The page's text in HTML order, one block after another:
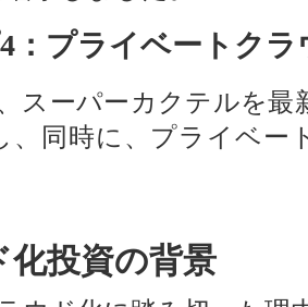
：プライベートクラ
スーパーカクテルを
、同時に、プライベー
化投資の背景